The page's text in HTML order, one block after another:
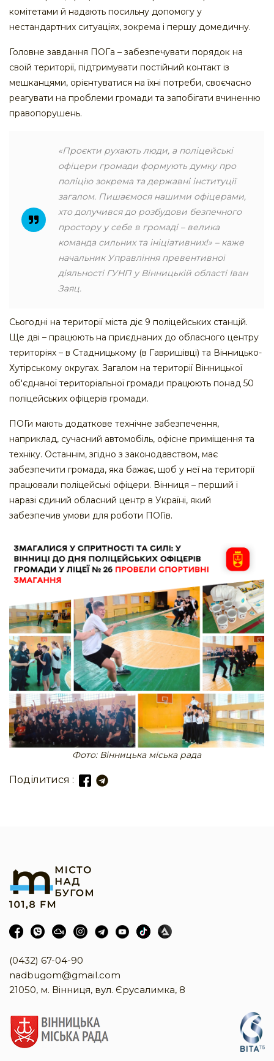
комітетами й надають посильну допомогу у
нестандартних ситуаціях, зокрема і першу домедичну.
Головне завдання ПОГа – забезпечувати порядок на
своїй території, підтримувати постійний контакт із
мешканцями, орієнтуватися на їхні потреби, своєчасно
реагувати на проблеми громади та запобігати вчиненню
правопорушень.
«Проєкти рухають люди, а поліцейські
офіцери громади формують думку про
поліцію зокрема та державні інституції
загалом. Пишаємося нашими офіцерами,
хто долучився до розбудови безпечного
простору у себе в громаді – велика
команда сильних та ініціативних!» – каже
начальник Управління превентивної
діяльності ГУНП у Вінницькій області Іван
Заяц.
Сьогодні на території міста діє 9 поліцейських станцій.
Ще дві – працюють на приєднаних до обласного центру
територіях – в Стадницькому (в Гавришівці) та Вінницько-
Хутірському округах. Загалом на території Вінницької
об'єднаної територіальної громади працюють понад 50
поліцейських офіцерів громади.
ПОГи мають додаткове технічне забезпечення,
наприклад, сучасний автомобіль, офісне приміщення та
техніку. Останнім, згідно з законодавством, має
забезпечити громада, яка бажає, щоб у неї на території
працювали поліцейські офіцери. Вінниця – перший і
наразі єдиний обласний центр в Україні, який
забезпечив умови для роботи ПОГів.
Фото: Вінницька міська рада
Поділитися :
(0432) 67-04-90
nadbugom@gmail.com
21050, м. Вінниця, вул. Єрусалимка, 8